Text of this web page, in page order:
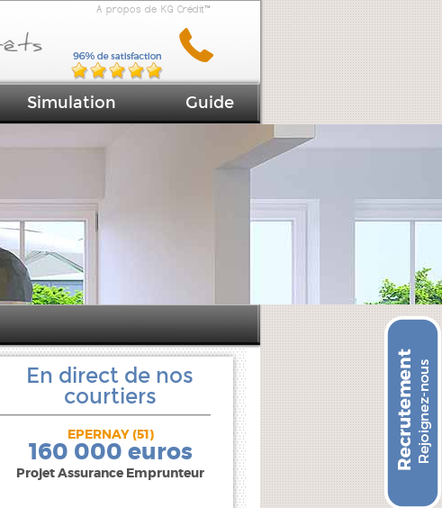
En direct de nos
courtiers
EPERNAY (51)
160 000 euros
Projet Assurance Emprunteur
240 000 euros
A propos de KG Crédit™
Simulation Guide